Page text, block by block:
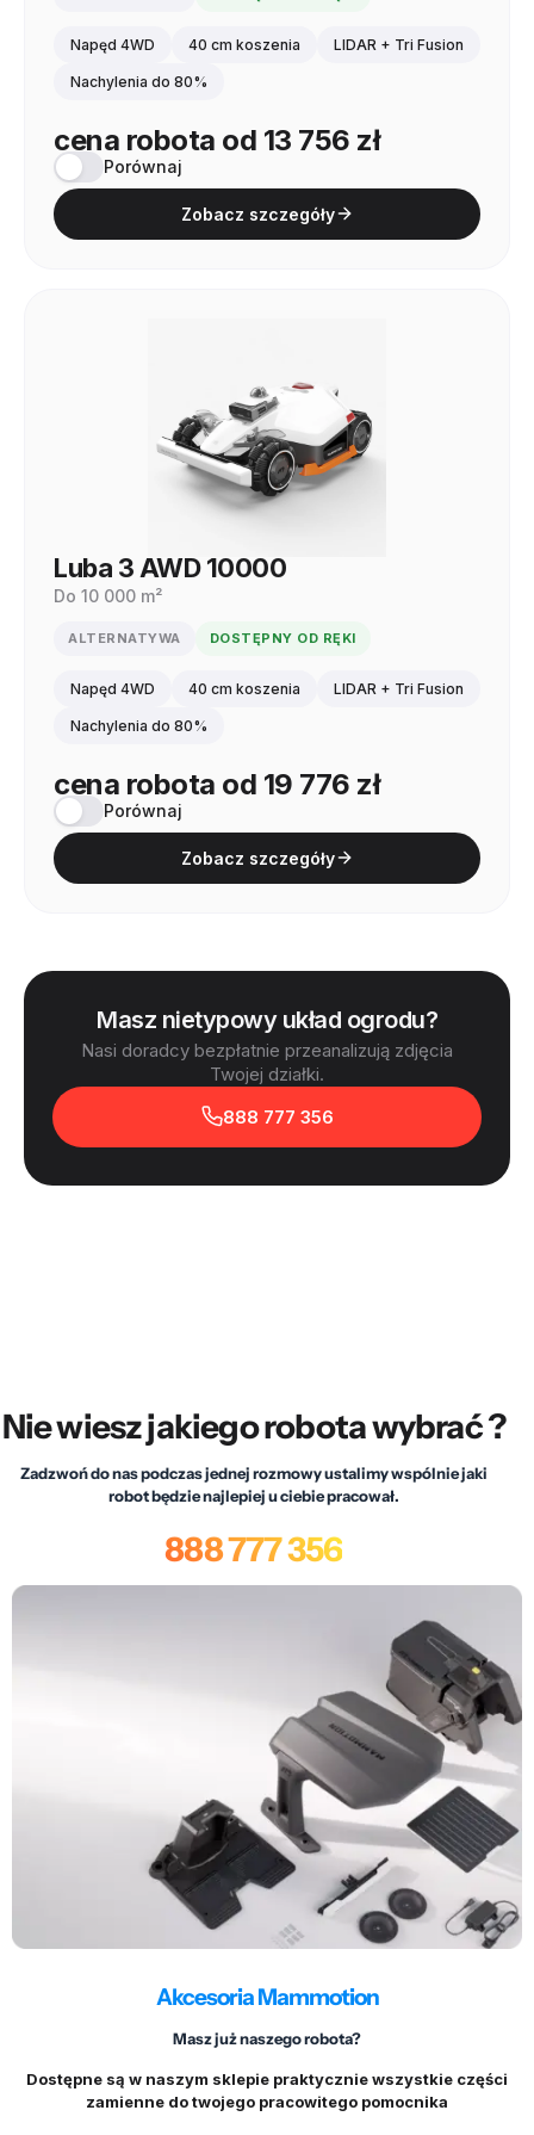
Napęd 4WD 40 cm koszenia LIDAR + Tri Fusion
Nachylenia do 80%
cena robota od 13 756 zł
Porównaj
Zobacz szczegóły
Luba 3 AWD 10000
Do 10 000 m²
ALTERNATYWA DOSTĘPNY OD RĘKI
Napęd 4WD 40 cm koszenia LIDAR + Tri Fusion
Nachylenia do 80%
cena robota od 19 776 zł
Porównaj
Zobacz szczegóły
Masz nietypowy układ ogrodu?
Nasi doradcy bezpłatnie przeanalizują zdjęcia
Twojej działki.
888 777 356
Nie wiesz jakiego robota wybrać ?
Zadzwoń do nas podczas jednej rozmowy ustalimy wspólnie jaki
robot będzie najlepiej u ciebie pracował.
888 777 356
Akcesoria Mammotion
Masz już naszego robota?
Dostępne są w naszym sklepie praktycznie wszystkie części
zamienne do twojego pracowitego pomocnika